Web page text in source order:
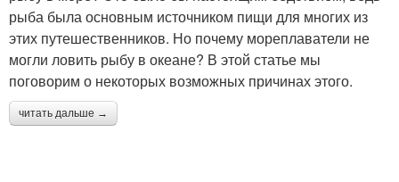
рыба была основным источником пищи для многих из
этих путешественников. Но почему мореплаватели не
могли ловить рыбу в океане? В этой статье мы
поговорим о некоторых возможных причинах этого.
читать дальше →